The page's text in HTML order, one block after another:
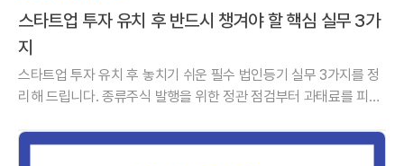
스타트업 투자 유치 후 반드시 챙겨야 할 핵심 실무 3가
지
스타트업 투자 유치 후 놓치기 쉬운 필수 법인등기 실무 3가지를 정
리해 드립니다. 종류주식 발행을 위한 정관 점검부터 과태료를 피하
를 완성하는 핵심 실